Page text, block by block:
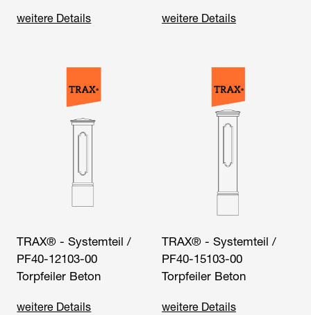
weitere Details weitere Details
TRAX® - Systemteil /
PF40-12103-00
Torpfeiler Beton
weitere Details
TRAX® - Systemteil /
PF40-15103-00
Torpfeiler Beton
weitere Details